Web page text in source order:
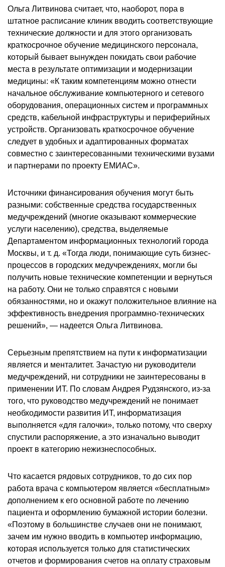
Ольга Литвинова считает, что, наоборот, пора в
штатное расписание клиник вводить соответствующие
технические должности и для этого организовать
краткосрочное обучение медицинского персонала,
который бывает вынужден покидать свои рабочие
места в результате оптимизации и модернизации
медицины: «К таким компетенциям можно отнести
начальное обслуживание компьютерного и сетевого
оборудования, операционных систем и программных
средств, кабельной инфраструктуры и периферийных
устройств. Организовать краткосрочное обучение
следует в удобных и адаптированных форматах
совместно с заинтересованными техническими вузами
и партнерами по проекту ЕМИАС».
Источники финансирования обучения могут быть
разными: собственные средства государственных
медучреждений (многие оказывают коммерческие
услуги населению), средства, выделяемые
Департаментом информационных технологий города
Москвы, и т. д. «Тогда люди, понимающие суть бизнес-
процессов в городских медучреждениях, могли бы
получить новые технические компетенции и вернуться
на работу. Они не только справятся с новыми
обязанностями, но и окажут положительное влияние на
эффективность внедрения программно-технических
решений», — надеется Ольга Литвинова.
Серьезным препятствием на пути к информатизации
является и менталитет. Зачастую ни руководители
медучреждений, ни сотрудники не заинтересованы в
применении ИТ. По словам Андрея Рудзянского, из-за
того, что руководство медучреждений не понимает
необходимости развития ИТ, информатизация
выполняется «для галочки», только потому, что сверху
спустили распоряжение, а это изначально выводит
проект в категорию нежизнеспособных.
Что касается рядовых сотрудников, то до сих пор
работа врача с компьютером является «бесплатным»
дополнением к его основной работе по лечению
пациента и оформлению бумажной истории болезни.
«Поэтому в большинстве случаев они не понимают,
зачем им нужно вводить в компьютер информацию,
которая используется только для статистических
отчетов и формирования счетов на оплату страховым